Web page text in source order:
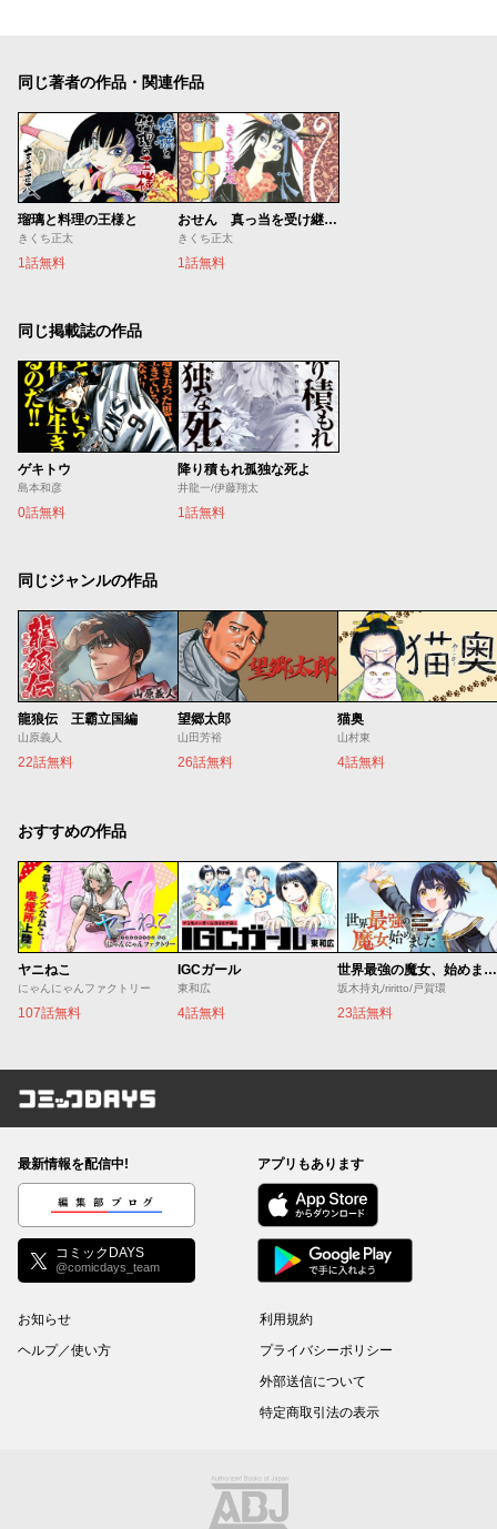
同じ著者の作品・関連作品
瑠璃と料理の王様と
きくち正太
1話無料
おせん 真っ当を受け継ぎ繋ぐ。
きくち正太
1話無料
同じ掲載誌の作品
ゲキトウ
島本和彦
0話無料
降り積もれ孤独な死よ
井龍一/伊藤翔太
1話無料
同じジャンルの作品
龍狼伝 王霸立国編
山原義人
22話無料
望郷太郎
山田芳裕
26話無料
猫奥
山村東
4話無料
おすすめの作品
ヤニねこ
にゃんにゃんファクトリー
107話無料
IGCガール
東和広
4話無料
世界最強の魔女、始めました ～私だけ『攻略サイト』を見れる世界で自由に生きます～
坂木持丸/riritto/戸賀環
23話無料
コミックDAYS
最新情報を配信中!
編集部ブログ
コミックDAYS
@comicdays_team
アプリもあります
お知らせ
ヘルプ／使い方
利用規約
プライバシーポリシー
外部送信について
特定商取引法の表示